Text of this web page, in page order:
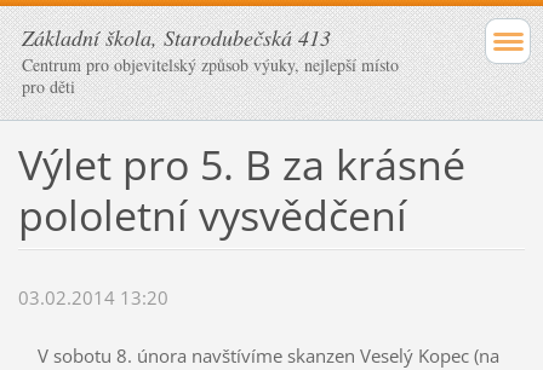
Základní škola, Starodubečská 413
Centrum pro objevitelský způsob výuky, nejlepší místo
pro děti
Výlet pro 5. B za krásné
pololetní vysvědčení
03.02.2014 13:20
V sobotu 8. února navštívíme skanzen Veselý Kopec (na